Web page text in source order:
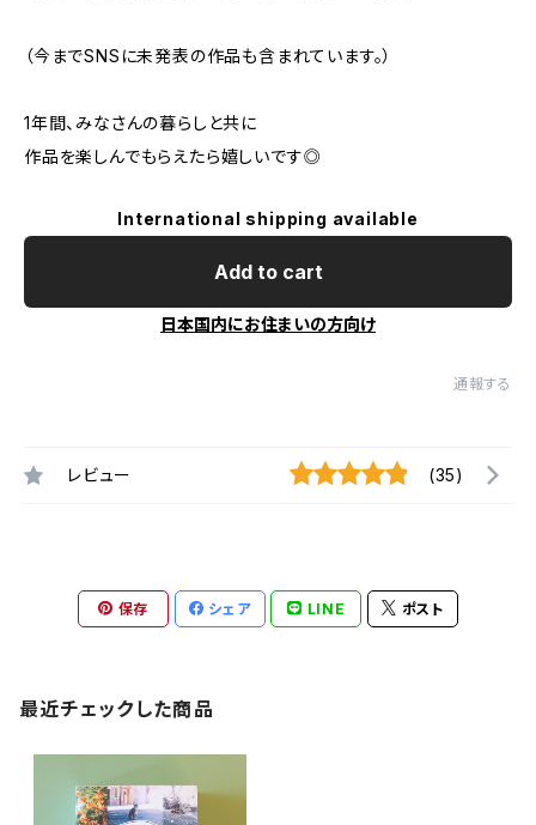
（今までSNSに未発表の作品も含まれています。）
1年間、みなさんの暮らしと共に
作品を楽しんでもらえたら嬉しいです◎
International shipping available
Add to cart
日本国内にお住まいの方向け
通報する
レビュー (35)
保存 シェア LINE ポスト
最近チェックした商品